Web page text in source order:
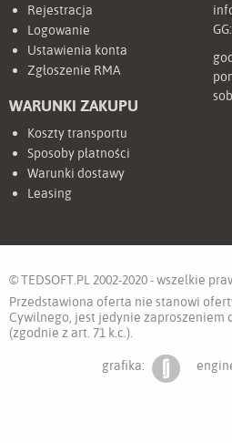
Rejestracja
Logowanie
Ustawienia konta
Zgłoszenie RMA
WARUNKI ZAKUPU
Koszty transportu
Sposoby płatności
Warunki dostawy
Leasing
GG:
© TEDSOFT.PL 2002-2020 - wszelkie
Przedstawiona oferta nie stanowi
Cywilnego, jest jedynie zaproszeniem
(zgodnie z art. 71 k.c.).
grafika: